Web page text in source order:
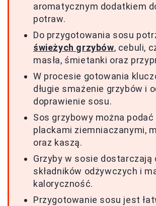
aromatycznym dodatkiem
potraw.
Do przygotowania sosu
świeżych grzybów, cebuli,
masła, śmietanki oraz
W procesie gotowania
długie smażenie grzybów i
doprawienie sosu.
Sos grzybowy można
plackami ziemniaczanymi,
oraz kaszą.
Grzyby w sosie dostarczają
składników odżywczych i
kaloryczność.
Przygotowanie sosu jest